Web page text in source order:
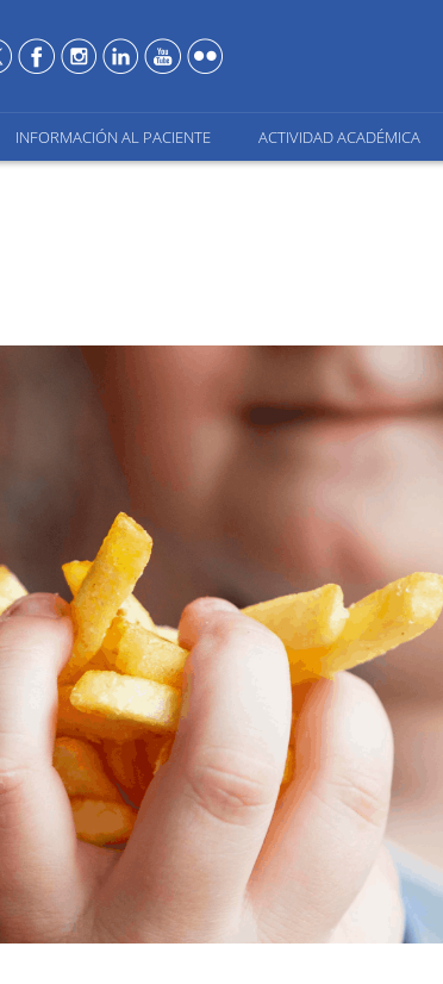
INFORMACIÓN AL PACIENTE ACTIVIDAD ACADÉMICA